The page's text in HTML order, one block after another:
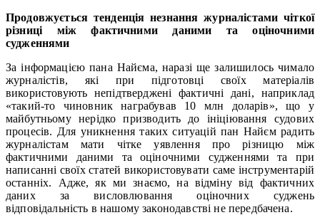
Продовжується тенденція незнання журналістами чіткої
різниці між фактичними даними та оціночними
судженнями
За інформацією пана Найєма, наразі ще залишилось чимало
журналістів, які при підготовці своїх матеріалів
використовують непідтверджені фактичні дані, наприклад
«такий-то чиновник награбував 10 млн доларів», що у
майбутньому нерідко призводить до ініціювання судових
процесів. Для уникнення таких ситуацій пан Найєм радить
журналістам мати чітке уявлення про різницю між
фактичними даними та оціночними судженнями та при
написанні своїх статей використовувати саме інструментарій
останніх. Адже, як ми знаємо, на відміну від фактичних
даних за висловлювання оціночних суджень
відповідальність в нашому законодавстві не передбачена.